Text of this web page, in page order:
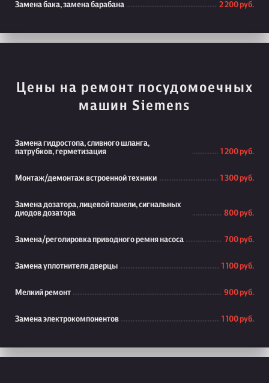
Замена бака, замена барабана 2 200 руб.
Цены на ремонт посудомоечных
машин Siemens
Замена гидростопа, сливного шланга,
патрубков, герметизация
1 200 руб.
Монтаж/демонтаж встроенной техники 1 300 руб.
Замена дозатора, лицевой панели, сигнальных
диодов дозатора
800 руб.
Замена/реголировка приводного ремня насоса 700 руб.
Замена уплотнителя дверцы 1 100 руб.
Мелкий ремонт 900 руб.
Замена электрокомпонентов 1 100 руб.